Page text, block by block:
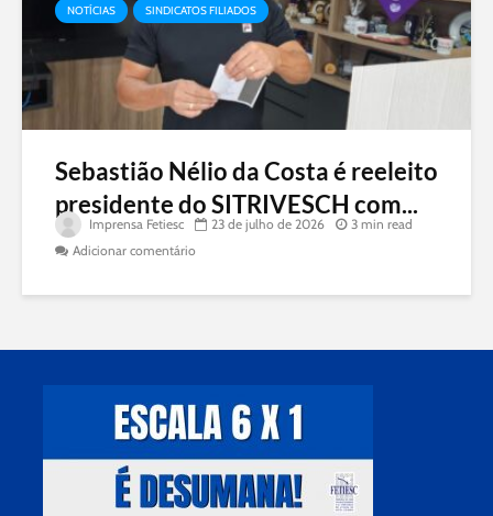
NOTÍCIAS SINDICATOS FILIADOS
Sebastião Nélio da Costa é reeleito
presidente do SITRIVESCH com...
Imprensa Fetiesc 23 de julho de 2026
3 min read
Adicionar comentário